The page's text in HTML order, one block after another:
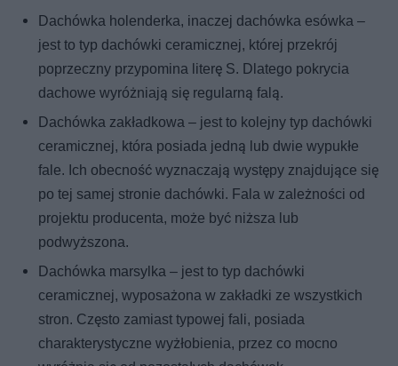
Dachówka holenderka, inaczej dachówka esówka –
jest to typ dachówki ceramicznej, której przekrój
poprzeczny przypomina literę S. Dlatego pokrycia
dachowe wyróżniają się regularną falą.
Dachówka zakładkowa – jest to kolejny typ dachówki
ceramicznej, która posiada jedną lub dwie wypukłe
fale. Ich obecność wyznaczają występy znajdujące się
po tej samej stronie dachówki. Fala w zależności od
projektu producenta, może być niższa lub
podwyższona.
Dachówka marsylka – jest to typ dachówki
ceramicznej, wyposażona w zakładki ze wszystkich
stron. Często zamiast typowej fali, posiada
charakterystyczne wyżłobienia, przez co mocno